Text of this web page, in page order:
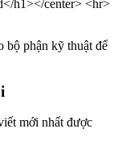
h1></center> <hr>
bộ phận kỹ thuật để
mới nhất được